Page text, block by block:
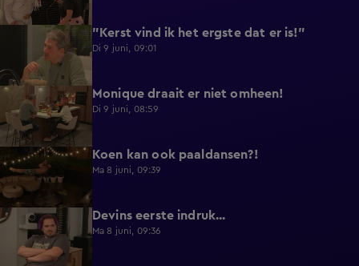
"Kerst vind ik het ergste dat er is!"
Di 9 juni, 09:01
0:29 Monique draait er niet omheen!
Di 9 juni, 08:59
0:38 Koen kan ook paaldansen?!
Ma 8 juni, 09:39
0:30 Devins eerste indruk...
Ma 8 juni, 09:36